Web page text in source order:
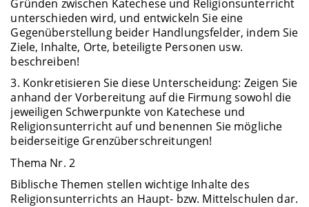
Gründen zwischen Katechese und Religionsunterricht
unterschieden wird, und entwickeln Sie eine
Gegenüberstellung beider Handlungsfelder, indem Sie
Ziele, Inhalte, Orte, beteiligte Personen usw.
beschreiben!
3. Konkretisieren Sie diese Unterscheidung: Zeigen Sie
anhand der Vorbereitung auf die Firmung sowohl die
jeweiligen Schwerpunkte von Katechese und
Religionsunterricht auf und benennen Sie mögliche
beiderseitige Grenzüberschreitungen!
Thema Nr. 2
Biblische Themen stellen wichtige Inhalte des
Religionsunterrichts an Haupt- bzw. Mittelschulen dar.